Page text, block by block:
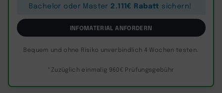
Bachelor oder Master2.111€ Rabatt sichern!
INFOMATERIAL ANFORDERN
Bequem und ohne Risiko unverbindlich 4 Wochen testen.
*Zuzüglich einmalig 960€ Prüfungsgebühr